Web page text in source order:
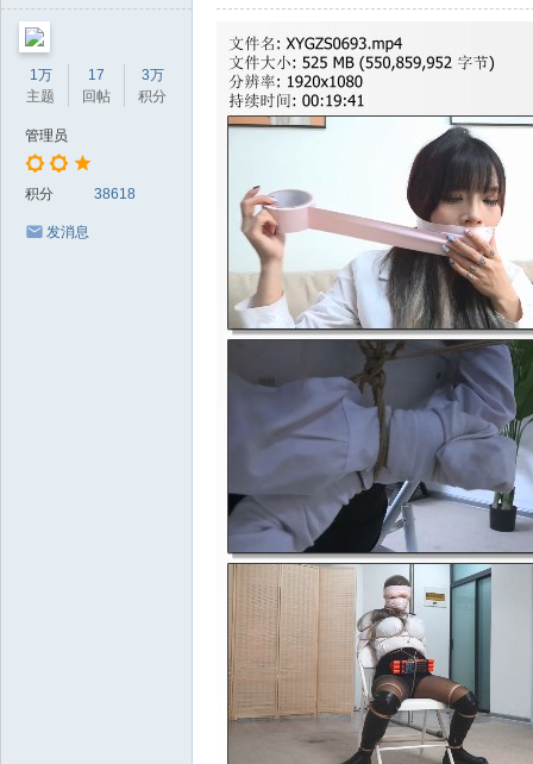
1万
主题
17
回帖
3万
积分
管理员
积分 38618
发消息